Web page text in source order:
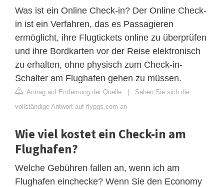
Was ist ein Online Check-in? Der Online Check-
in ist ein Verfahren, das es Passagieren
ermöglicht, ihre Flugtickets online zu überprüfen
und ihre Bordkarten vor der Reise elektronisch
zu erhalten, ohne physisch zum Check-in-
Schalter am Flughafen gehen zu müssen.
Antrag auf Entfernung der Quelle | Sehen Sie sich die
vollständige Antwort auf flypgs.com an
Wie viel kostet ein Check-in am
Flughafen?
Welche Gebühren fallen an, wenn ich am
Flughafen einchecke? Wenn Sie den Economy